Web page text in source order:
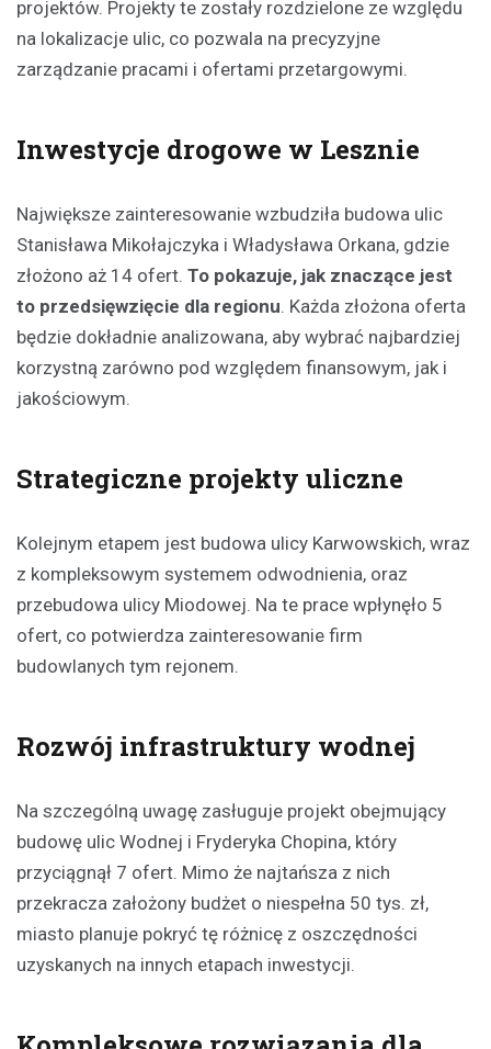
projektów. Projekty te zostały rozdzielone ze względu
na lokalizacje ulic, co pozwala na precyzyjne
zarządzanie pracami i ofertami przetargowymi.
Inwestycje drogowe w Lesznie
Największe zainteresowanie wzbudziła budowa ulic
Stanisława Mikołajczyka i Władysława Orkana, gdzie
złożono aż 14 ofert. To pokazuje, jak znaczące jest
to przedsięwzięcie dla regionu. Każda złożona oferta
będzie dokładnie analizowana, aby wybrać najbardziej
korzystną zarówno pod względem finansowym, jak i
jakościowym.
Strategiczne projekty uliczne
Kolejnym etapem jest budowa ulicy Karwowskich, wraz
z kompleksowym systemem odwodnienia, oraz
przebudowa ulicy Miodowej. Na te prace wpłynęło 5
ofert, co potwierdza zainteresowanie firm
budowlanych tym rejonem.
Rozwój infrastruktury wodnej
Na szczególną uwagę zasługuje projekt obejmujący
budowę ulic Wodnej i Fryderyka Chopina, który
przyciągnął 7 ofert. Mimo że najtańsza z nich
przekracza założony budżet o niespełna 50 tys. zł,
miasto planuje pokryć tę różnicę z oszczędności
uzyskanych na innych etapach inwestycji.